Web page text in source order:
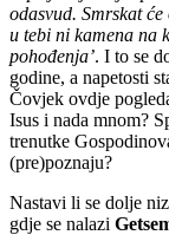
odasvud. Smrskat
u tebi ni kamena na
pohođenja’. I to se
godine, a napetosti
Čovjek ovdje
Isus i nada mnom?
trenutke
(pre)poznaju?
Nastavi li se dolje
gdje se nalazi